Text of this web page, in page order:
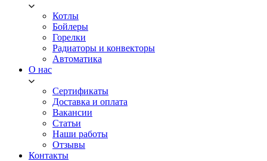
Котлы
Бойлеры
Горелки
Радиаторы и конвекторы
Автоматика
О нас
Сертификаты
Доставка и оплата
Вакансии
Статьи
Наши работы
Отзывы
Контакты